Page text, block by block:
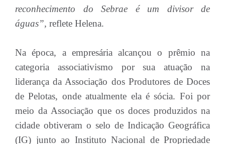
reconhecimento do Sebrae é um divisor de
águas”, reflete Helena.
Na época, a empresária alcançou o prêmio na
categoria associativismo por sua atuação na
liderança da Associação dos Produtores de Doces
de Pelotas, onde atualmente ela é sócia. Foi por
meio da Associação que os doces produzidos na
cidade obtiveram o selo de Indicação Geográfica
(IG) junto ao Instituto Nacional de Propriedade